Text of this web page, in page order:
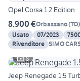
Opel Corsa 1.2 Edition
8.900 €Orbassano(TO)
Usato
07/2023
Rivenditore SIMO
8
Jeep Renegade 1.5